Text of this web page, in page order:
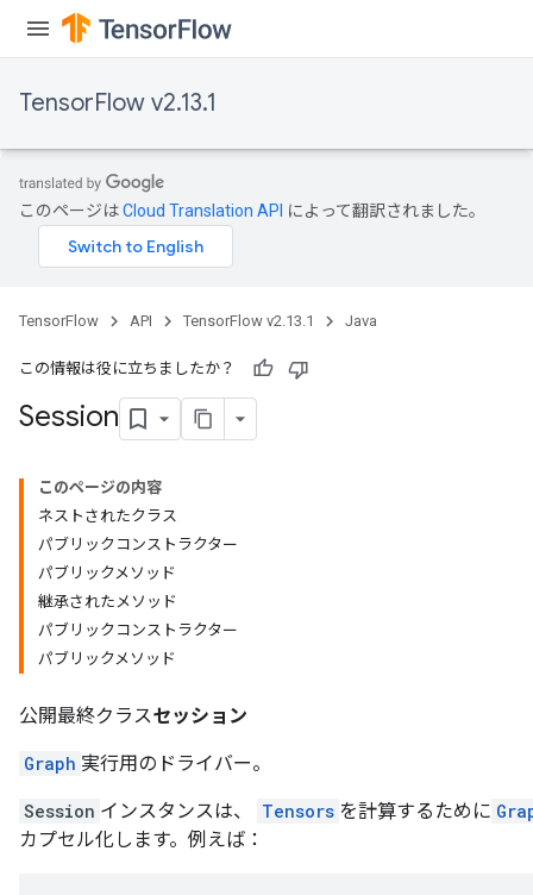
TensorFlow v2.13.1
このページはCloud Translation API によって翻訳されました。
TensorFlow API TensorFlow v2.13.1 Java
この情報は役に立ちましたか？
Session
このページの内容
ネストされたクラス
パブリックコンストラクター
パブリックメソッド
継承されたメソッド
パブリックコンストラクター
パブリックメソッド
公開最終クラスセッション
Graph 実行用のドライバー。
Session インスタンスは、 Tensors を計算するために
カプセル化します。例えば：